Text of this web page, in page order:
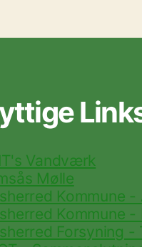
Vandværk
Mølle
Kommune -
Kommune -
Forsyning -